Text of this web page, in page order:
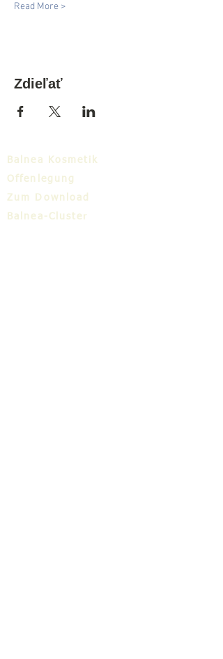
Read More >
Zdieľať
Balnea Kosmetik
Offenlegung
Zum Download
Balnea-Cluster